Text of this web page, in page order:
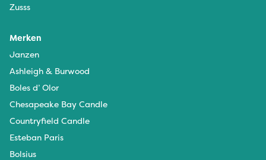
Zusss
Merken
Janzen
Ashleigh & Burwood
Boles d’ Olor
Chesapeake Bay Candle
Countryfield Candle
Esteban Paris
Bolsius